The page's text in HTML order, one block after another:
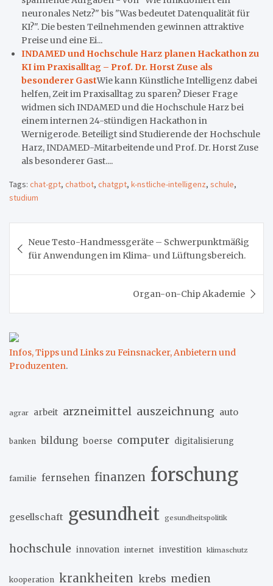
neuronales Netz?" bis "Was bedeutet Datenqualität für
KI?". Die besten Teilnehmenden gewinnen attraktive
Preise und eine Ei...
INDAMED und Hochschule Harz planen Hackathon zu
KI im Praxisalltag – Prof. Dr. Horst Zuse als
besonderer GastWie kann Künstliche Intelligenz dabei
helfen, Zeit im Praxisalltag zu sparen? Dieser Frage
widmen sich INDAMED und die Hochschule Harz bei
einem internen 24-stündigen Hackathon in
Wernigerode. Beteiligt sind Studierende der Hochschule
Harz, INDAMED-Mitarbeitende und Prof. Dr. Horst Zuse
als besonderer Gast....
Tags: chat-gpt, chatbot, chatgpt, k-nstliche-intelligenz, schule,
studium
Neue Testo-Handmessgeräte – Schwerpunktmäßig
für Anwendungen im Klima- und Lüftungsbereich.
Organ-on-Chip Akademie
Infos, Tipps und Links zu Feinsnacker, Anbietern und
Produzenten.
agrar arbeit arzneimittel auszeichnung auto
banken bildung boerse computer digitalisierung
familie fernsehen finanzen forschung
gesellschaft gesundheit gesundheitspolitik
hochschule innovation internet investition klimaschutz
kooperation krankheiten krebs medien